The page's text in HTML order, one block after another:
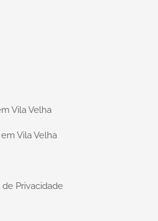
Vila Velha
Vila Velha
Privacidade